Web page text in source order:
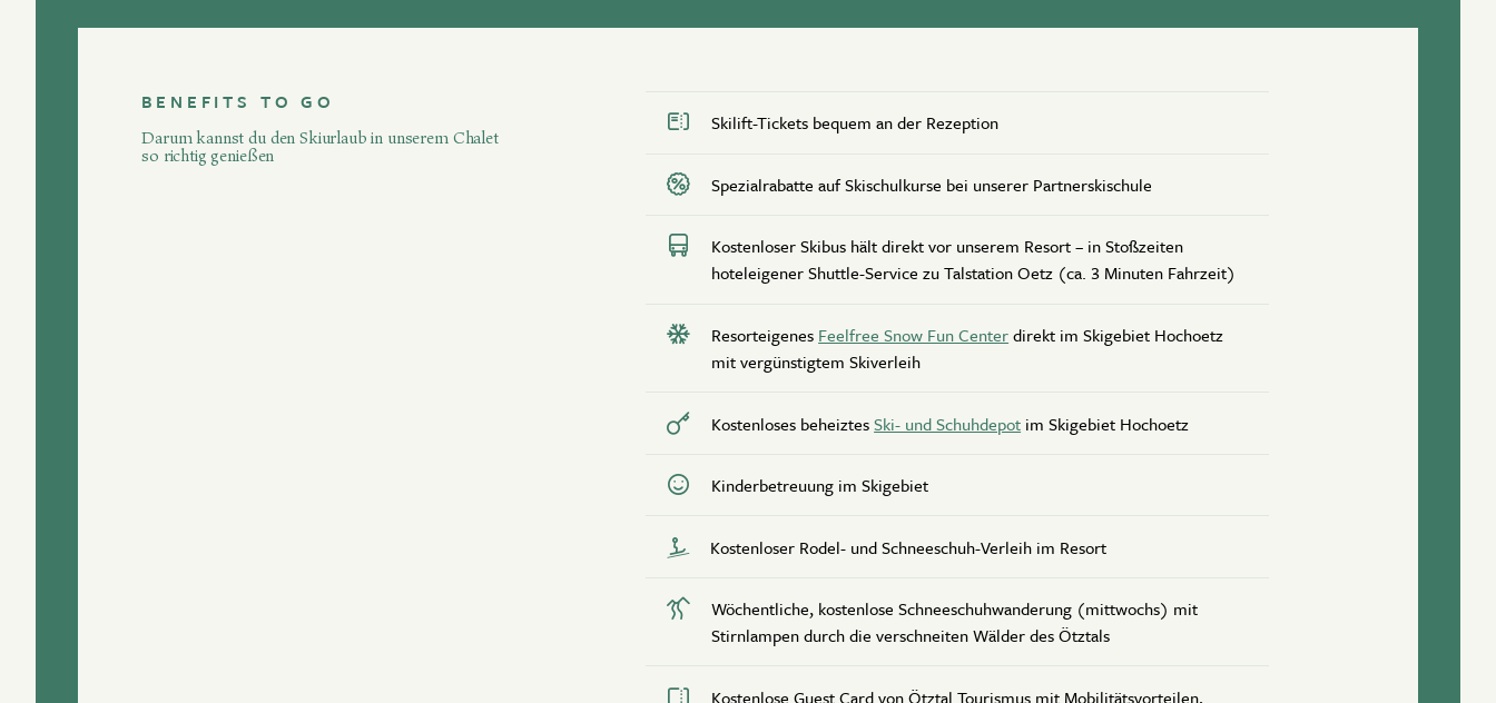
BENEFITS TO GO
Darum kannst du den Skiurlaub in unserem Chalet
so richtig genießen
Skilift-Tickets bequem an der Rezeption
Spezialrabatte auf Skischulkurse bei unserer Partnerskischule
Kostenloser Skibus hält direkt vor unserem Resort – in Stoßzeiten
hoteleigener Shuttle-Service zu Talstation Oetz (ca. 3 Minuten Fahrzeit)
Resorteigenes Feelfree Snow Fun Centerdirekt im Skigebiet Hochoetz
mit vergünstigtem Skiverleih
Kostenloses beheiztesSki- und Schuhdepot im Skigebiet Hochoetz
Kinderbetreuung im Skigebiet
Kostenloser Rodel- und Schneeschuh-Verleih im Resort
Wöchentliche, kostenlose Schneeschuhwanderung (mittwochs) mit
Stirnlampen durch die verschneiten Wälder des Ötztals
Kostenlose Guest Card von Ötztal Tourismus mit Mobilitätsvorteilen,